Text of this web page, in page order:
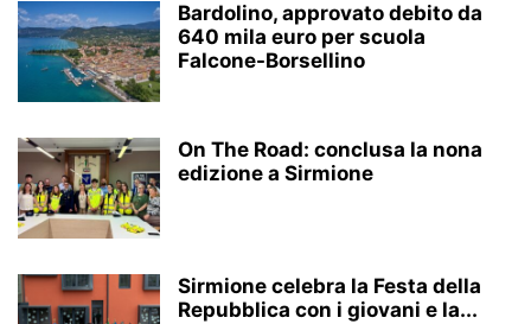
Bardolino, approvato debito da
640 mila euro per scuola
Falcone-Borsellino
On The Road: conclusa la nona
edizione a Sirmione
Sirmione celebra la Festa della
Repubblica con i giovani e la...